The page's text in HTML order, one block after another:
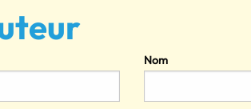
Nom